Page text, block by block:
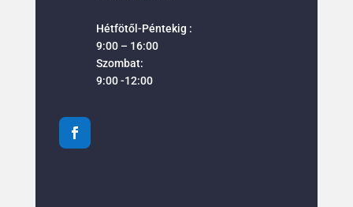
Hétfötől-Péntekig :
9:00 – 16:00
Szombat:
9:00 -12:00